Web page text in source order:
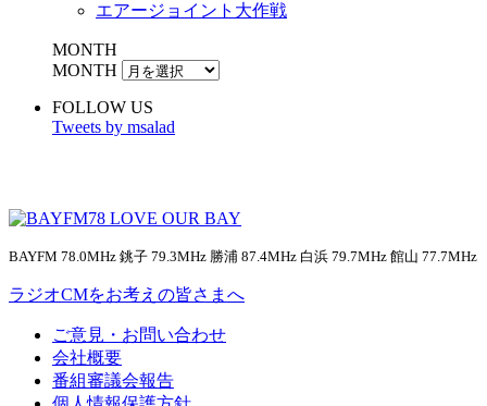
エアージョイント大作戦
MONTH
MONTH
FOLLOW US
Tweets by msalad
BAYFM 78.0MHz 銚子 79.3MHz 勝浦 87.4MHz 白浜 79.7MHz 館山 77.7MHz
ラジオCMをお考えの皆さまへ
ご意見・お問い合わせ
会社概要
番組審議会報告